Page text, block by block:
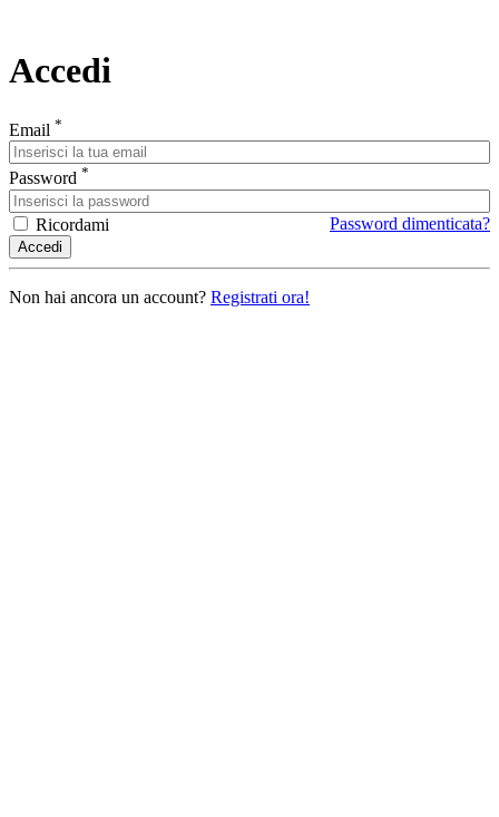
Accedi
Email *
Password *
Ricordami Password dimenticata?
Accedi
Non hai ancora un account? Registrati ora!